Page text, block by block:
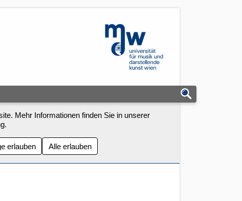
mdw - Homepage
Mehr Informationen finden Sie in unserer
.
erlauben Alle erlauben